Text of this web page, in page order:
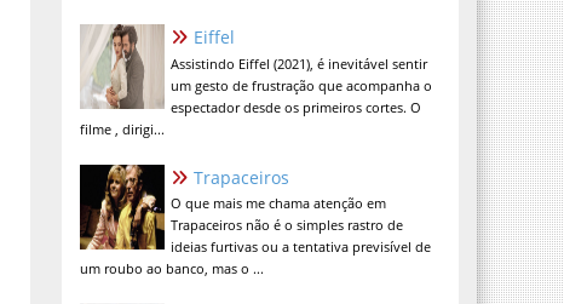
Eiffel
Assistindo Eiffel (2021), é inevitável sentir
um gesto de frustração que acompanha o
espectador desde os primeiros cortes. O
filme , dirigi...
Trapaceiros
O que mais me chama atenção em
Trapaceiros não é o simples rastro de
ideias furtivas ou a tentativa previsível de
um roubo ao banco, mas o ...